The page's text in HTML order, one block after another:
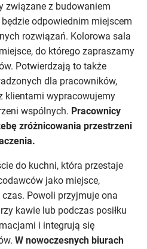
związane z budowaniem
odpowiednim miejscem
rozwiązań. Kolorowa sala
do którego zapraszamy
Potwierdzają to także
dla pracowników,
klientami wypracowujemy
wspólnych. Pracownicy
zróżnicowania przestrzeni
do kuchni, która przestaje
jako miejsce,
Powoli przyjmuje ona
kawie lub podczas posiłku
i integrują się
W nowoczesnych biurach